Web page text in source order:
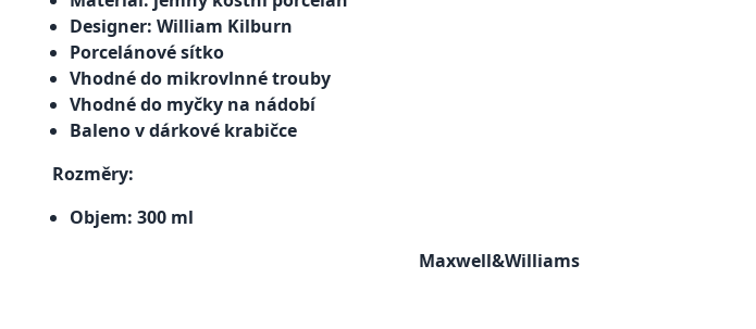
Designer: William Kilburn
Porcelánové sítko
Vhodné do mikrovlnné trouby
Vhodné do myčky na nádobí
Baleno v dárkové krabičce
Rozměry:
Objem: 300 ml
Maxwell&Williams